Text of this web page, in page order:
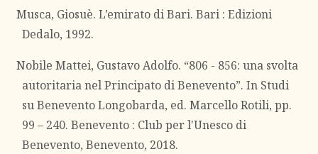
Musca, Giosuè. L’emirato di Bari. Bari : Edizioni
Dedalo, 1992.
Nobile Mattei, Gustavo Adolfo. “806 - 856: una svolta
autoritaria nel Principato di Benevento”. In Studi
su Benevento Longobarda, ed. Marcello Rotili, pp.
99 – 240. Benevento : Club per l'Unesco di
Benevento, Benevento, 2018.